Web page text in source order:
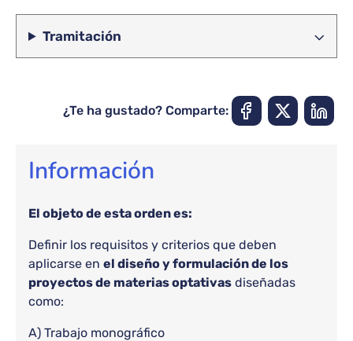
Tramitación
¿Te ha gustado? Comparte:
Información
El objeto de esta orden es:
Definir los requisitos y criterios que deben
aplicarse en el diseño y formulación de los
proyectos de materias optativas diseñadas
como:
A) Trabajo monográfico